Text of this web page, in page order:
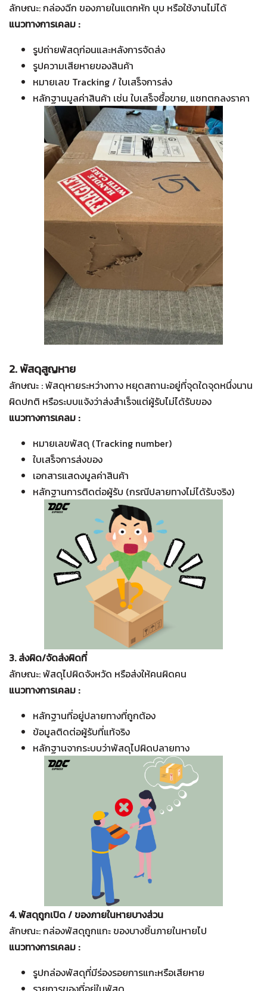
ลักษณะ: กล่องฉีก ของภายในแตกหัก บุบ หรือใช้งานไม่ได้
แนวทางการเคลม :
รูปถ่ายพัสดุก่อนและหลังการจัดส่ง
รูปความเสียหายของสินค้า
หมายเลข Tracking / ใบเสร็จการส่ง
หลักฐานมูลค่าสินค้า เช่น ใบเสร็จซื้อขาย, แชทตกลงราคา
2. พัสดุสูญหาย
ลักษณะ : พัสดุหายระหว่างทาง หยุดสถานะอยู่ที่จุดใดจุดหนึ่งนาน
ผิดปกติ หรือระบบแจ้งว่าส่งสำเร็จแต่ผู้รับไม่ได้รับของ
แนวทางการเคลม :
หมายเลขพัสดุ (Tracking number)
ใบเสร็จการส่งของ
เอกสารแสดงมูลค่าสินค้า
หลักฐานการติดต่อผู้รับ (กรณีปลายทางไม่ได้รับจริง)
3. ส่งผิด/จัดส่งผิดที่
ลักษณะ: พัสดุไปผิดจังหวัด หรือส่งให้คนผิดคน
แนวทางการเคลม :
หลักฐานที่อยู่ปลายทางที่ถูกต้อง
ข้อมูลติดต่อผู้รับที่แท้จริง
หลักฐานจากระบบว่าพัสดุไปผิดปลายทาง
4. พัสดุถูกเปิด / ของภายในหายบางส่วน
ลักษณะ: กล่องพัสดุถูกแกะ ของบางชิ้นภายในหายไป
แนวทางการเคลม :
รูปกล่องพัสดุที่มีร่องรอยการแกะหรือเสียหาย